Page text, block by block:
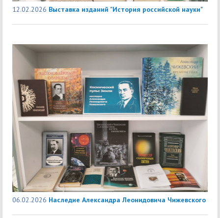
12.02.2026 Выставка изданий "История российской науки"
06.02.2026 Наследие Александра Леонидовича Чижевского